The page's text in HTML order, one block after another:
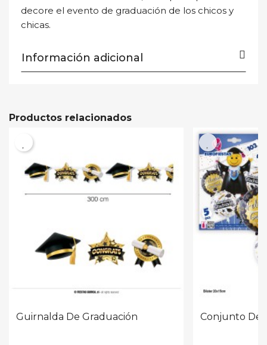
decore el evento de graduación de los chicos y
chicas.
Información adicional
Productos relacionados
Guirnalda De Graduación Conjunto De